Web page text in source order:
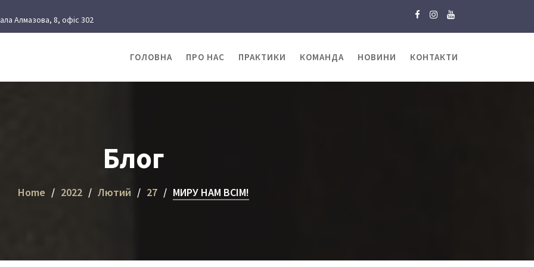
Алмазова, 8, офіс 302
ГОЛОВНА ПРО НАС ПРАКТИКИ КОМАНДА НОВИНИ КОНТАКТИ
Блог
Home 2022 Лютий 27 МИРУ НАМ ВСІМ!